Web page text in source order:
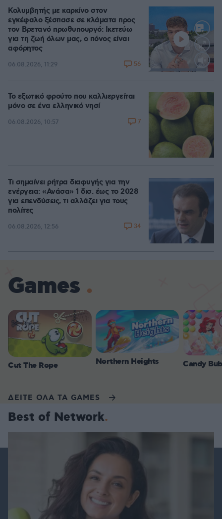
Loaded
Κολυμβητής με καρκίνο στον
εγκέφαλο ξέσπασε σε κλάματα προς
τον Βρετανό πρωθυπουργό: Ικετεύω
για τη ζωή όλων μας, ο πόνος είναι
αφόρητος
06.08.2026, 11:29 56
Το εξωτικό φρούτο που καλλιεργείται
μόνο σε ένα ελληνικό νησί
06.08.2026, 10:57 7
Τι σημαίνει ρήτρα διαφυγής για την
ενέργεια: «Ανάσα» 1 δισ. έως το 2028
για επενδύσεις, τι αλλάζει για τους
πολίτες
06.08.2026, 12:56 34
Games
Cut The Rope Northern Heights Candy
ΔΕΙΤΕ ΟΛΑ ΤΑ GAMES
Best of Network